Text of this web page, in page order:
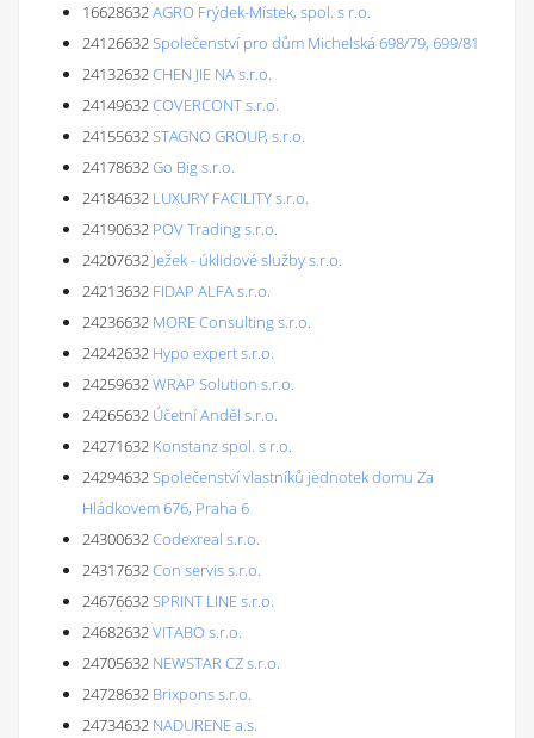
16628632AGRO Frýdek-Místek, spol. s r.o.
24126632Společenství pro dům Michelská 698/79, 699/81
24132632CHEN JIE NA s.r.o.
24149632COVERCONT s.r.o.
24155632STAGNO GROUP, s.r.o.
24178632Go Big s.r.o.
24184632 LUXURY FACILITY s.r.o.
24190632 POV Trading s.r.o.
24207632 Ježek - úklidové služby s.r.o.
24213632 FIDAP ALFA s.r.o.
24236632 MORE Consulting s.r.o.
24242632 Hypo expert s.r.o.
24259632WRAP Solution s.r.o.
24265632 Účetní Anděl s.r.o.
24271632 Konstanz spol. s r.o.
24294632Společenství vlastníků jednotek domu Za
Hládkovem 676, Praha 6
24300632Codexreal s.r.o.
24317632Con servis s.r.o.
24676632SPRINT LINE s.r.o.
24682632VITABO s.r.o.
24705632 NEWSTAR CZ s.r.o.
24728632 Brixpons s.r.o.
24734632 NADURENE a.s.